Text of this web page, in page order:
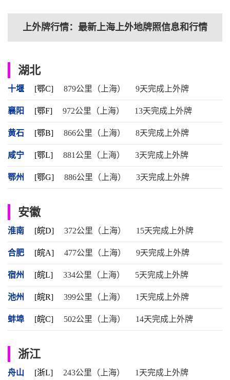
上外牌行情：最新上海上外地牌照信息和行情
湖北
十堰 [鄂C] 879公里（上海） 9天完成上外牌
襄阳 [鄂F] 972公里（上海） 13天完成上外牌
黄石 [鄂B] 866公里（上海） 8天完成上外牌
咸宁 [鄂L] 881公里（上海） 3天完成上外牌
鄂州 [鄂G] 886公里（上海） 3天完成上外牌
安徽
淮南 [皖D] 372公里（上海） 15天完成上外牌
合肥 [皖A] 477公里（上海） 9天完成上外牌
宿州 [皖L] 334公里（上海） 5天完成上外牌
池州 [皖R] 399公里（上海） 1天完成上外牌
蚌埠 [皖C] 502公里（上海） 14天完成上外牌
浙江
舟山 [浙L] 243公里（上海） 1天完成上外牌